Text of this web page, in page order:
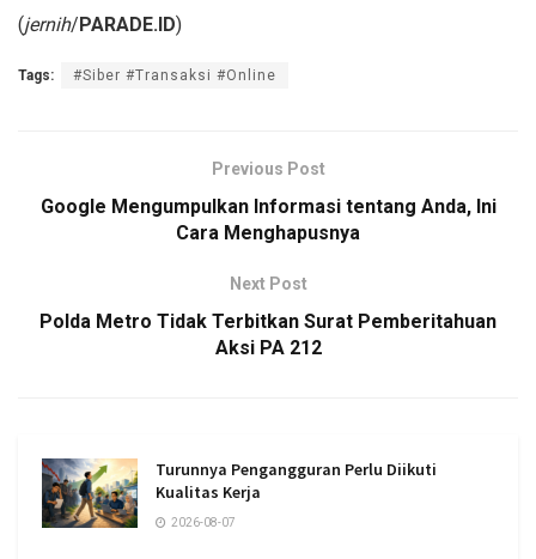
(jernih/ PARADE.ID)
Tags: #Siber #Transaksi #Online
Previous Post
Google Mengumpulkan Informasi tentang Anda, Ini
Cara Menghapusnya
Next Post
Polda Metro Tidak Terbitkan Surat Pemberitahuan
Aksi PA 212
Turunnya Pengangguran Perlu Diikuti
Kualitas Kerja
2026-08-07